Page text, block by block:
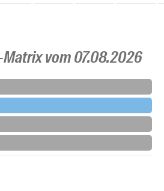
vom 07.08.2026